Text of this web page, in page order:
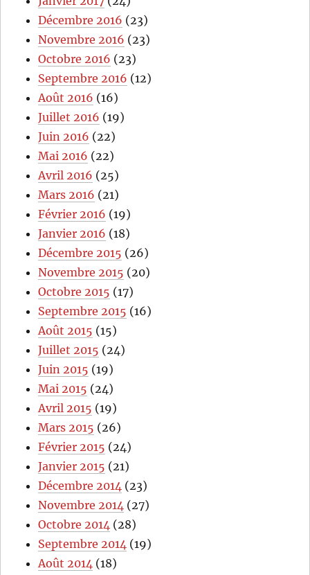
Décembre 2016 (23)
Novembre 2016 (23)
Octobre 2016 (23)
Septembre 2016 (12)
Août 2016 (16)
Juillet 2016 (19)
Juin 2016 (22)
Mai 2016 (22)
Avril 2016 (25)
Mars 2016 (21)
Février 2016 (19)
Janvier 2016 (18)
Décembre 2015 (26)
Novembre 2015 (20)
Octobre 2015 (17)
Septembre 2015 (16)
Août 2015 (15)
Juillet 2015 (24)
Juin 2015 (19)
Mai 2015 (24)
Avril 2015 (19)
Mars 2015 (26)
Février 2015 (24)
Janvier 2015 (21)
Décembre 2014 (23)
Novembre 2014 (27)
Octobre 2014 (28)
Septembre 2014 (19)
Août 2014 (18)